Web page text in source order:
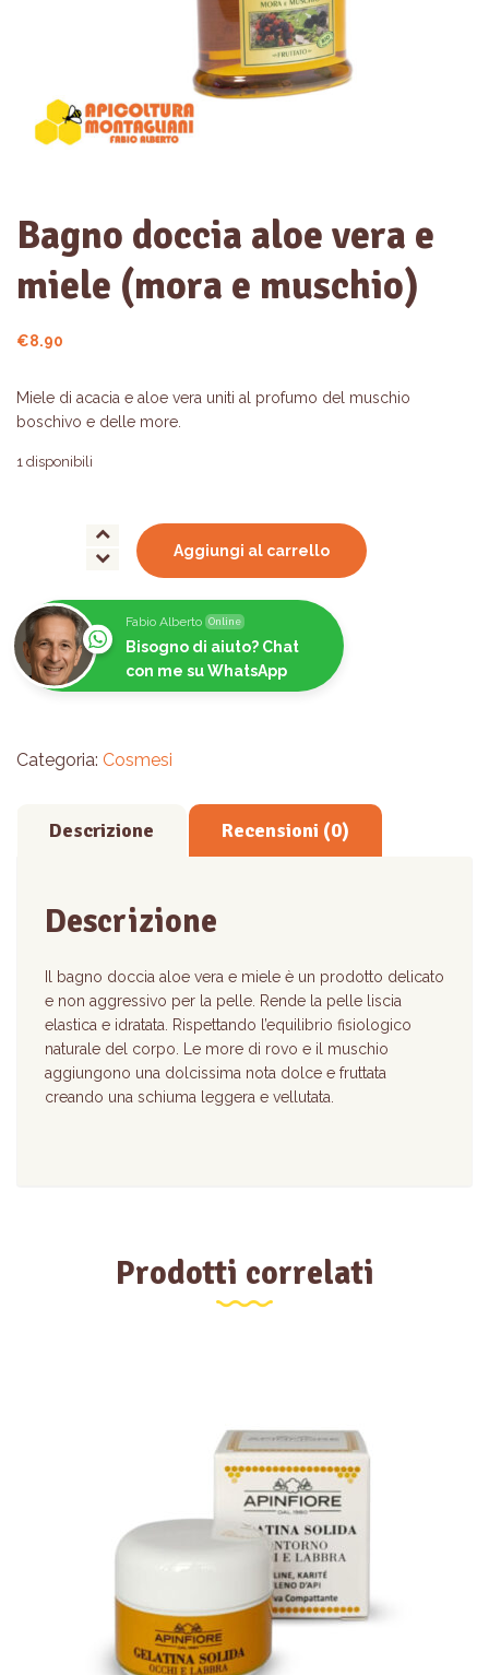
Bagno doccia aloe vera e
miele (mora e muschio)
€8.90
Miele di acacia e aloe vera uniti al profumo del muschio
boschivo e delle more.
1 disponibili
vera
e
miele
(mora
quantità
Aggiungi al carrello
Fabio Alberto Online
Bisogno di aiuto? Chat
con me su WhatsApp
Categoria: Cosmesi
Descrizione Recensioni (0)
Descrizione
Il bagno doccia aloe vera e miele è un prodotto delicato
e non aggressivo per la pelle. Rende la pelle liscia
elastica e idratata. Rispettando l’equilibrio fisiologico
naturale del corpo. Le more di rovo e il muschio
aggiungono una dolcissima nota dolce e fruttata
creando una schiuma leggera e vellutata.
Prodotti correlati